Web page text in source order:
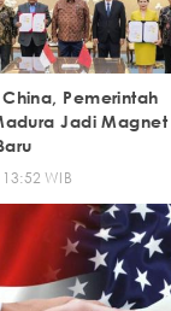
Pemerintah
Jadi Magnet
WIB